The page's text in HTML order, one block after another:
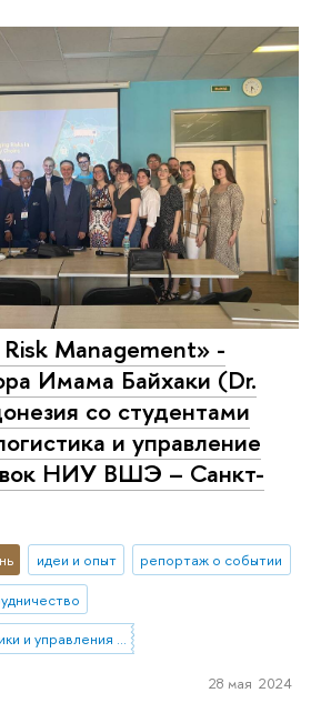
Management» -
Имама Байхаки (Dr.
со студентами
и управление
НИУ ВШЭ – Санкт-
идеи и опыт
репортаж о событии
Департамент логистики и управления цепями поставок
28 мая 2024